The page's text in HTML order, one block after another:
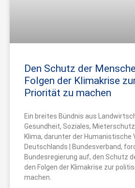
Den Schutz der
Folgen der Klimakrise
Priorität zu machen
Ein breites Bündnis aus
Gesundheit, Soziales,
Klima, darunter der Humanistische
Deutschlands | Bundesverband,
Bundesregierung auf, den Schutz
den Folgen der Klimakrise zur
machen.